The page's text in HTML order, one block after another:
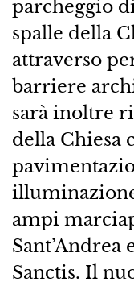
parcheggio
spalle della
attraverso
barriere
sarà inoltre
della Chiesa
ampi
Sant’Andrea
Sanctis. Il